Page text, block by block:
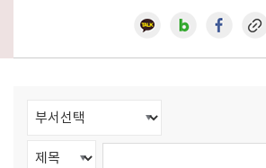
메
인